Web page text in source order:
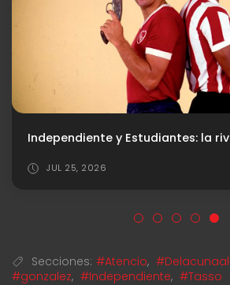
JUL 25, 2026
Secciones: #Atencio,
#gonzalez, #Independiente, #Tasso